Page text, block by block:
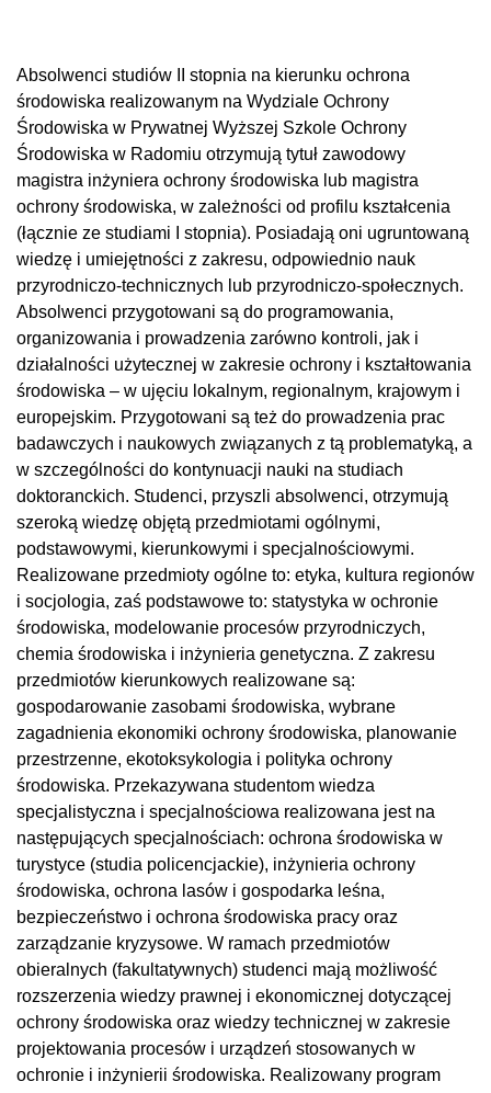
Absolwenci studiów II stopnia na kierunku ochrona
środowiska realizowanym na Wydziale Ochrony
Środowiska w Prywatnej Wyższej Szkole Ochrony
Środowiska w Radomiu otrzymują tytuł zawodowy
magistra inżyniera ochrony środowiska lub magistra
ochrony środowiska, w zależności od profilu kształcenia
(łącznie ze studiami I stopnia). Posiadają oni ugruntowaną
wiedzę i umiejętności z zakresu, odpowiednio nauk
przyrodniczo-technicznych lub przyrodniczo-społecznych.
Absolwenci przygotowani są do programowania,
organizowania i prowadzenia zarówno kontroli, jak i
działalności użytecznej w zakresie ochrony i kształtowania
środowiska – w ujęciu lokalnym, regionalnym, krajowym i
europejskim. Przygotowani są też do prowadzenia prac
badawczych i naukowych związanych z tą problematyką, a
w szczególności do kontynuacji nauki na studiach
doktoranckich. Studenci, przyszli absolwenci, otrzymują
szeroką wiedzę objętą przedmiotami ogólnymi,
podstawowymi, kierunkowymi i specjalnościowymi.
Realizowane przedmioty ogólne to: etyka, kultura regionów
i socjologia, zaś podstawowe to: statystyka w ochronie
środowiska, modelowanie procesów przyrodniczych,
chemia środowiska i inżynieria genetyczna. Z zakresu
przedmiotów kierunkowych realizowane są:
gospodarowanie zasobami środowiska, wybrane
zagadnienia ekonomiki ochrony środowiska, planowanie
przestrzenne, ekotoksykologia i polityka ochrony
środowiska. Przekazywana studentom wiedza
specjalistyczna i specjalnościowa realizowana jest na
następujących specjalnościach: ochrona środowiska w
turystyce (studia policencjackie), inżynieria ochrony
środowiska, ochrona lasów i gospodarka leśna,
bezpieczeństwo i ochrona środowiska pracy oraz
zarządzanie kryzysowe. W ramach przedmiotów
obieralnych (fakultatywnych) studenci mają możliwość
rozszerzenia wiedzy prawnej i ekonomicznej dotyczącej
ochrony środowiska oraz wiedzy technicznej w zakresie
projektowania procesów i urządzeń stosowanych w
ochronie i inżynierii środowiska. Realizowany program